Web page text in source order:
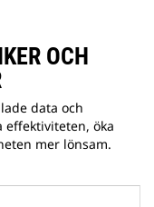
OCH
data och
öka
mer lönsam.